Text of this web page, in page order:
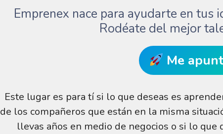
Emprenex nace para ayudarte en tus
Rodéate del mejor
Me
Este lugar es para tí si lo que deseas es
de los compañeros que están en la misma
llevas años en medio de negocios o si lo